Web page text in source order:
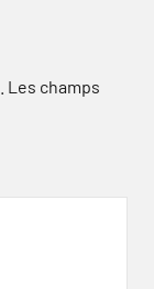
Les champs